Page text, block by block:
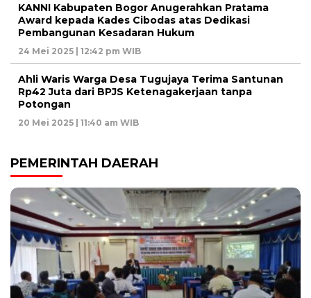
KANNI Kabupaten Bogor Anugerahkan Pratama
Award kepada Kades Cibodas atas Dedikasi
Pembangunan Kesadaran Hukum
24 Mei 2025 | 12:42 pm WIB
Ahli Waris Warga Desa Tugujaya Terima Santunan
Rp42 Juta dari BPJS Ketenagakerjaan tanpa
Potongan
20 Mei 2025 | 11:40 am WIB
PEMERINTAH DAERAH